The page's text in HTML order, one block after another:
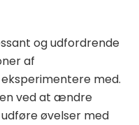
og udfordrende
af
med.
ved at ændre
øvelser med